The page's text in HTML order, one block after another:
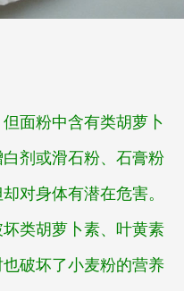
面粉中含有类胡萝卜
剂或滑石粉、石膏粉
对身体有潜在危害。
类胡萝卜素、叶黄素
破坏了小麦粉的营养